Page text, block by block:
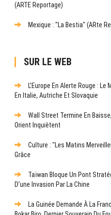
(ARTE Reportage)
Mexique : "La Bestia" (ARte
SUR LE WEB
L’Europe En Alerte Rouge :
En Italie, Autriche Et Slovaquie
Wall Street Termine En
Orient Inquiètent
Culture : "Les Matins
Grâce
Taïwan Bloque Un Pont
D’une Invasion Par La Chine
La Guinée Demande À La